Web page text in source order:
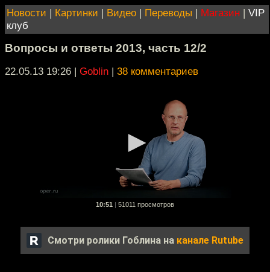
Новости | Картинки | Видео | Переводы | Магазин | VIP
клуб
Вопросы и ответы 2013, часть 12/2
22.05.13 19:26 | Goblin | 38 комментариев
10:51 51011 просмотров
Смотри ролики Гоблина на канале Rutube